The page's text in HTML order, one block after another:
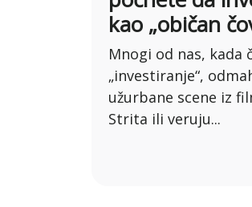
kao „običan
Mnogi od nas, kada
„investiranje“,
užurbane scene iz
Strita ili veruju...